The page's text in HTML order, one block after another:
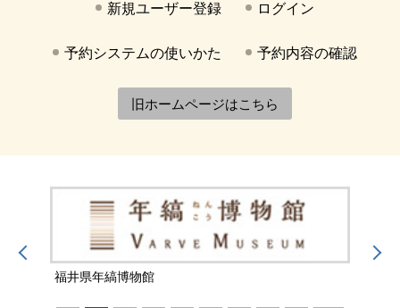
新規ユーザー登録 ログイン
予約システムの使いかた 予約内容の確認
旧ホームページはこちら
福井県年縞博物館